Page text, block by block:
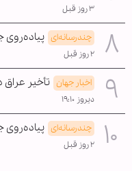
۳ روز قبل
چندرسانه‌ای پیاده‌روی
۲ روز قبل
اخبار جهان تأخیر عراق
دیروز ۱۹:۱۰
چندرسانه‌ای پیاده‌روی
۲ روز قبل